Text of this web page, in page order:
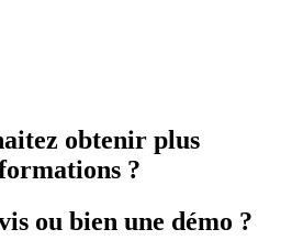
obtenir plus
?
ou bien une démo ?